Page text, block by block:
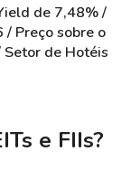
de 7,48% /
/ Preço sobre o
de Hotéis
e FIIs?